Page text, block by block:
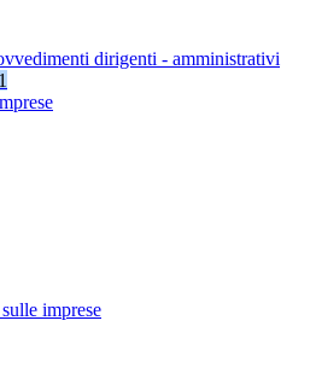
dirigenti - amministrativi
imprese